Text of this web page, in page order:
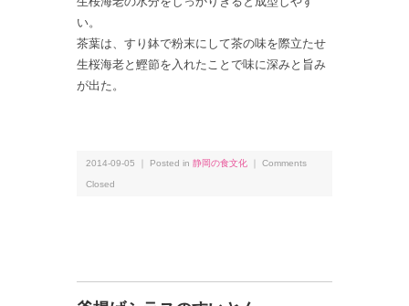
い。
茶葉は、すり鉢で粉末にして茶の味を際立たせ
生桜海老と鰹節を入れたことで味に深みと旨み
が出た。
2014-09-05 ｜ Posted in 静岡の食文化 Comments
Closed